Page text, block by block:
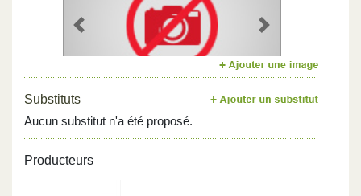
Previous Next
Substituts
Aucun substitut n'a été proposé.
Producteurs